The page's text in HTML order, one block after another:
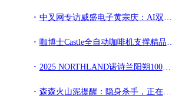
中叉网专访威盛电子黄宗庆：AI双镜技术重构危化安全范式
咖博士Castle全自动咖啡机支撑精品进阶，上海咖啡进修课圆满落幕
2025 NORTHLAND诺诗兰阳朔100国际徒步越野赛落幕 当非遗遇见山野，徒步成为新的文化方式
森森火山泥提醒：隐身杀手，正在放毒，对孕妇和儿童伤害最大！